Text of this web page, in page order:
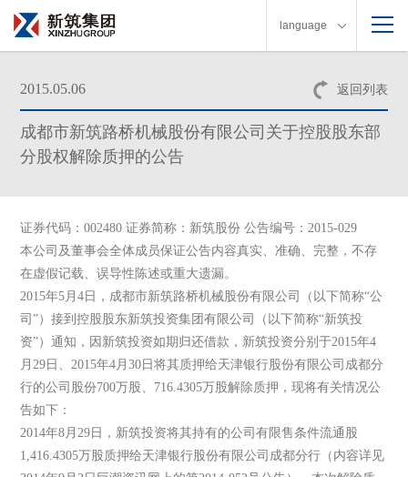
language
返回列表
2015.05.06
成都市新筑路桥机械股份有限公司关于控股股东部
分股权解除质押的公告
证券代码：002480 证券简称：新筑股份 公告编号：2015-029
本公司及董事会全体成员保证公告内容真实、准确、完整，不存
在虚假记载、误导性陈述或重大遗漏。
2015年5月4日，成都市新筑路桥机械股份有限公司（以下简称“公
司”）接到控股股东新筑投资集团有限公司（以下简称“新筑投
资”）通知，因新筑投资如期归还借款，新筑投资分别于2015年4
月29日、2015年4月30日将其质押给天津银行股份有限公司成都分
行的公司股份700万股、716.4305万股解除质押，现将有关情况公
告如下：
2014年8月29日，新筑投资将其持有的公司有限售条件流通股
1,416.4305万股质押给天津银行股份有限公司成都分行（内容详见